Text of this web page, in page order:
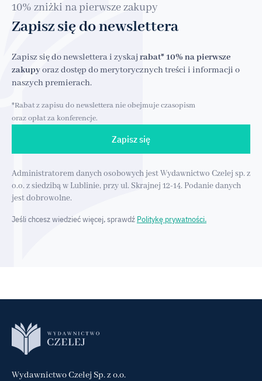
10% zniżki na pierwsze zakupy
Zapisz się do newslettera
Zapisz się do newslettera i zyskaj rabat* 10% na pierwsze
zakupyoraz dostęp do merytorycznych treści i informacji o
naszych premierach.
*Rabat z zapisu do newslettera nie obejmuje czasopism
oraz opłat za konferencje.
Zapisz się
Administratorem danych osobowych jest Wydawnictwo Czelej sp. z
o.o. z siedzibą w Lublinie, przy ul. Skrajnej 12-14. Podanie danych
jest dobrowolne.
Jeśli chcesz wiedzieć więcej, sprawdź Politykę prywatności.
Wydawnictwo Czelej Sp. z o.o.